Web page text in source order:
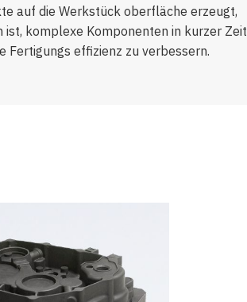
auf die Werkstück oberfläche erzeugt,
ist, komplexe Komponenten in kurzer Zeit
Fertigungs effizienz zu verbessern.